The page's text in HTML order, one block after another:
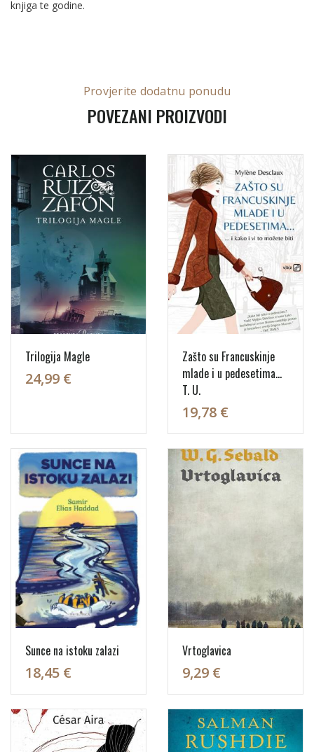
knjiga te godine.
Provjerite dodatnu ponudu
POVEZANI PROIZVODI
Trilogija Magle
24,99 €
Zašto su Francuskinje
mlade i u pedesetima...
T. U.
19,78 €
Sunce na istoku zalazi
18,45 €
Vrtoglavica
9,29 €